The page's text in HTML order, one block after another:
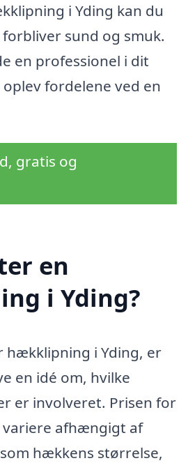
i Yding kan du
sund og smuk.
en professionel i dit
fordelene ved en
gratis og
en
i Yding?
hækklipning i Yding, er
en idé om, hvilke
er involveret. Prisen for
afhængigt af
hækkens størrelse,